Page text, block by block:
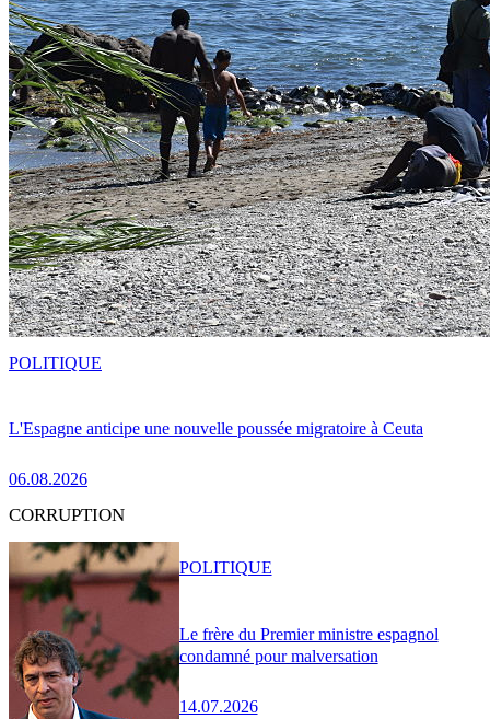
L'Espagne anticipe une nouvelle poussée migratoire à Ceuta
06.08.2026
POLITIQUE
CORRUPTION
Le frère du Premier ministre espagnol
condamné pour malversation
14.07.2026
POLITIQUE